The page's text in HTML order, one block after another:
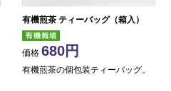
有機煎茶 ティーバッグ（箱入）
価格 680
有機煎茶の個包装ティーバッグ。